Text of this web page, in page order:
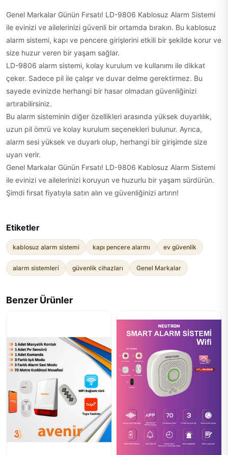
Genel Markalar Günün Fırsatı! LD-9806 Kablosuz Alarm Sistemi
ile evinizi ve ailelerinizi güvenli bir ortamda bırakın. Bu kablosuz
alarm sistemi, kapı ve pencere girişlerini etkili bir şekilde korur ve
size huzur veren bir yaşam sağlar.
LD-9806 alarm sistemi, kolay kurulum ve kullanımı ile dikkat
çeker. Sadece pil ile çalışır ve duvar delme gerektirmez. Bu
sayede evinizde herhangi bir hasar olmadan güvenliğinizi
artırabilirsiniz.
Bu alarm sisteminin diğer özellikleri arasında yüksek duyarlılık,
uzun pil ömrü ve kolay kurulum seçenekleri bulunur. Ayrıca,
alarm sesi yüksek ve duyarlı olup, herhangi bir girişimde size
uyarı verir.
Genel Markalar Günün Fırsatı! LD-9806 Kablosuz Alarm Sistemi
ile evinizi ve ailelerinizi koruyun ve huzurlu bir yaşam sürdürün.
Şimdi fırsat fiyatıyla satın alın ve güvenliğinizi artırın!
Etiketler
kablosuz alarm sistemi kapı pencere alarmı ev güvenlik
alarm sistemleri güvenlik cihazları Genel Markalar
Benzer Ürünler